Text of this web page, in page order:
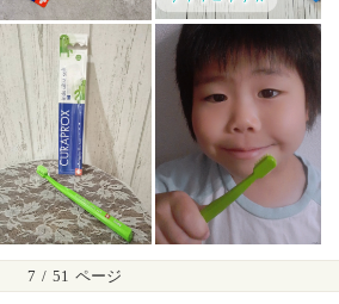
7 / 51 ページ